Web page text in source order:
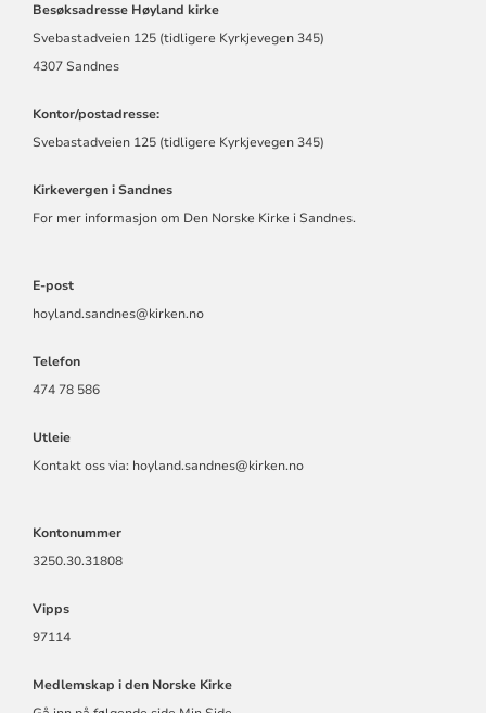
Besøksadresse Høyland kirke
Svebastadveien 125 (tidligere Kyrkjevegen 345)
4307 Sandnes
Kontor/postadresse:
Svebastadveien 125 (tidligere Kyrkjevegen 345)
Kirkevergen i Sandnes
For mer informasjon om Den Norske Kirke i Sandnes.
E-post
hoyland.sandnes@kirken.no
Telefon
474 78 586
Utleie
Kontakt oss via: hoyland.sandnes@kirken.no
Kontonummer
3250.30.31808
Vipps
97114
Medlemskap i den Norske Kirke